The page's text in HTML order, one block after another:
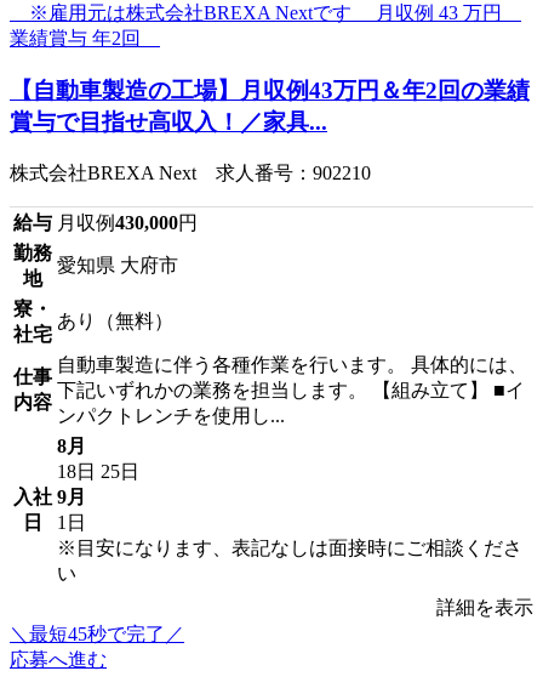
【自動車製造の工場】月収例43万円＆年2回の業績
賞与で目指せ高収入！／家具...
株式会社BREXA Next 求人番号：902210
給与 月収例430,000円
勤務
地
愛知県 大府市
寮・
社宅
あり（無料）
仕事
内容
自動車製造に伴う各種作業を行います。 具体的には、
下記いずれかの業務を担当します。 【組み立て】 ■イ
ンパクトレンチを使用し...
入社
日
8月
18日 25日
9月
1日
※目安になります、表記なしは面接時にご相談くださ
い
詳細を表示
＼最短45秒で完了／
応募へ進む